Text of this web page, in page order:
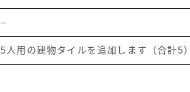
–
5人用の建物タイルを追加します（合計5）